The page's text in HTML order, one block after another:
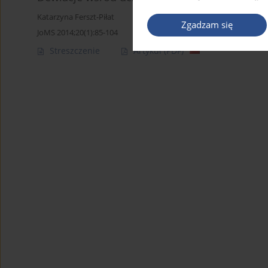
Zgadzam się
Katarzyna Ferszt-Piłat
JoMS 2014;20(1):85-104
Streszczenie Artykuł(PDF)